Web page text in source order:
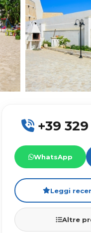
+39 329
WhatsApp
Leggi
Altre